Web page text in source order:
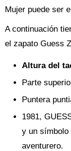
Mujer puede ser
A continuación
el zapato Guess
Altura del
Parte
Puntera
1981,
y un símbolo
aventurero.